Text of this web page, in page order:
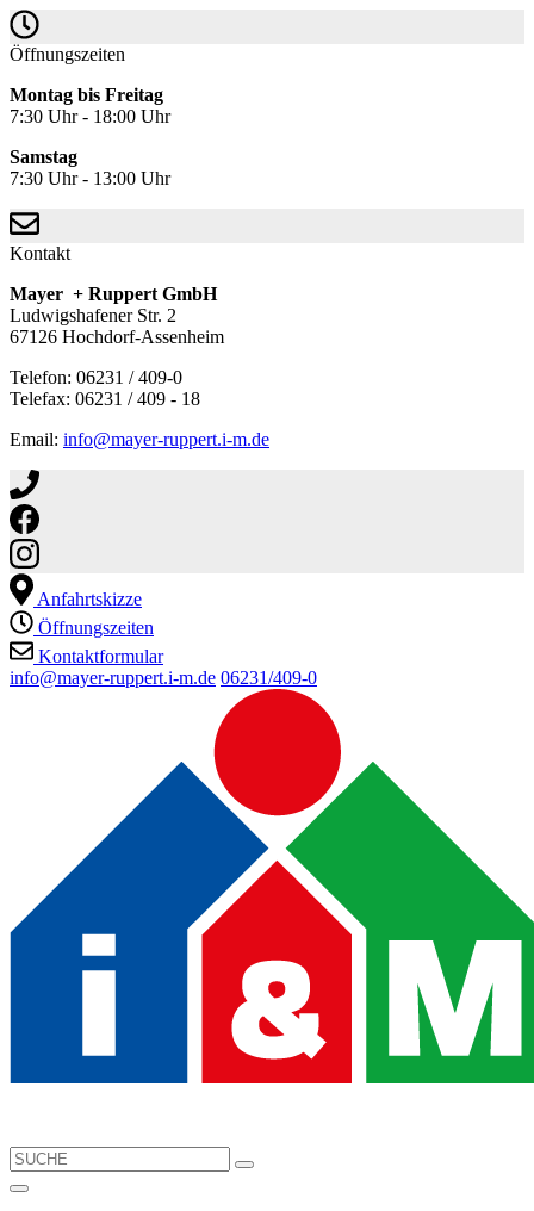
Öffnungszeiten
Montag bis Freitag
7:30 Uhr - 18:00 Uhr
Samstag
7:30 Uhr - 13:00 Uhr
Kontakt
Mayer + Ruppert GmbH
Ludwigshafener Str. 2
67126 Hochdorf-Assenheim
Telefon: 06231 / 409-0
Telefax: 06231 / 409 - 18
Email: info@mayer-ruppert.i-m.de
Anfahrtskizze
Öffnungszeiten
Kontaktformular
info@mayer-ruppert.i-m.de 06231/409-0